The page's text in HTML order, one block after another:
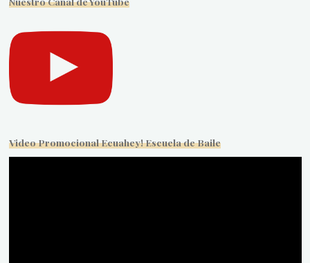
Video Promocional Ecuahey! Escuela de Baile